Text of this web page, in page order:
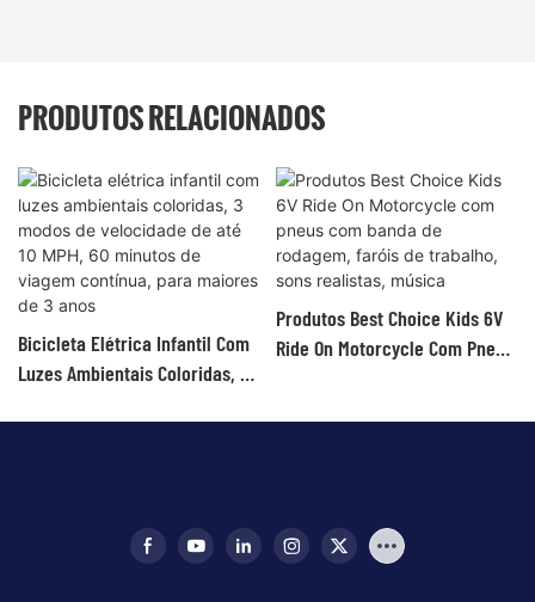
PRODUTOS RELACIONADOS
Bicicleta Elétrica Infantil Com
Luzes Ambientais Coloridas, 3
Produtos Best Choice Kids 6V
Ride On Motorcycle Com Pneus